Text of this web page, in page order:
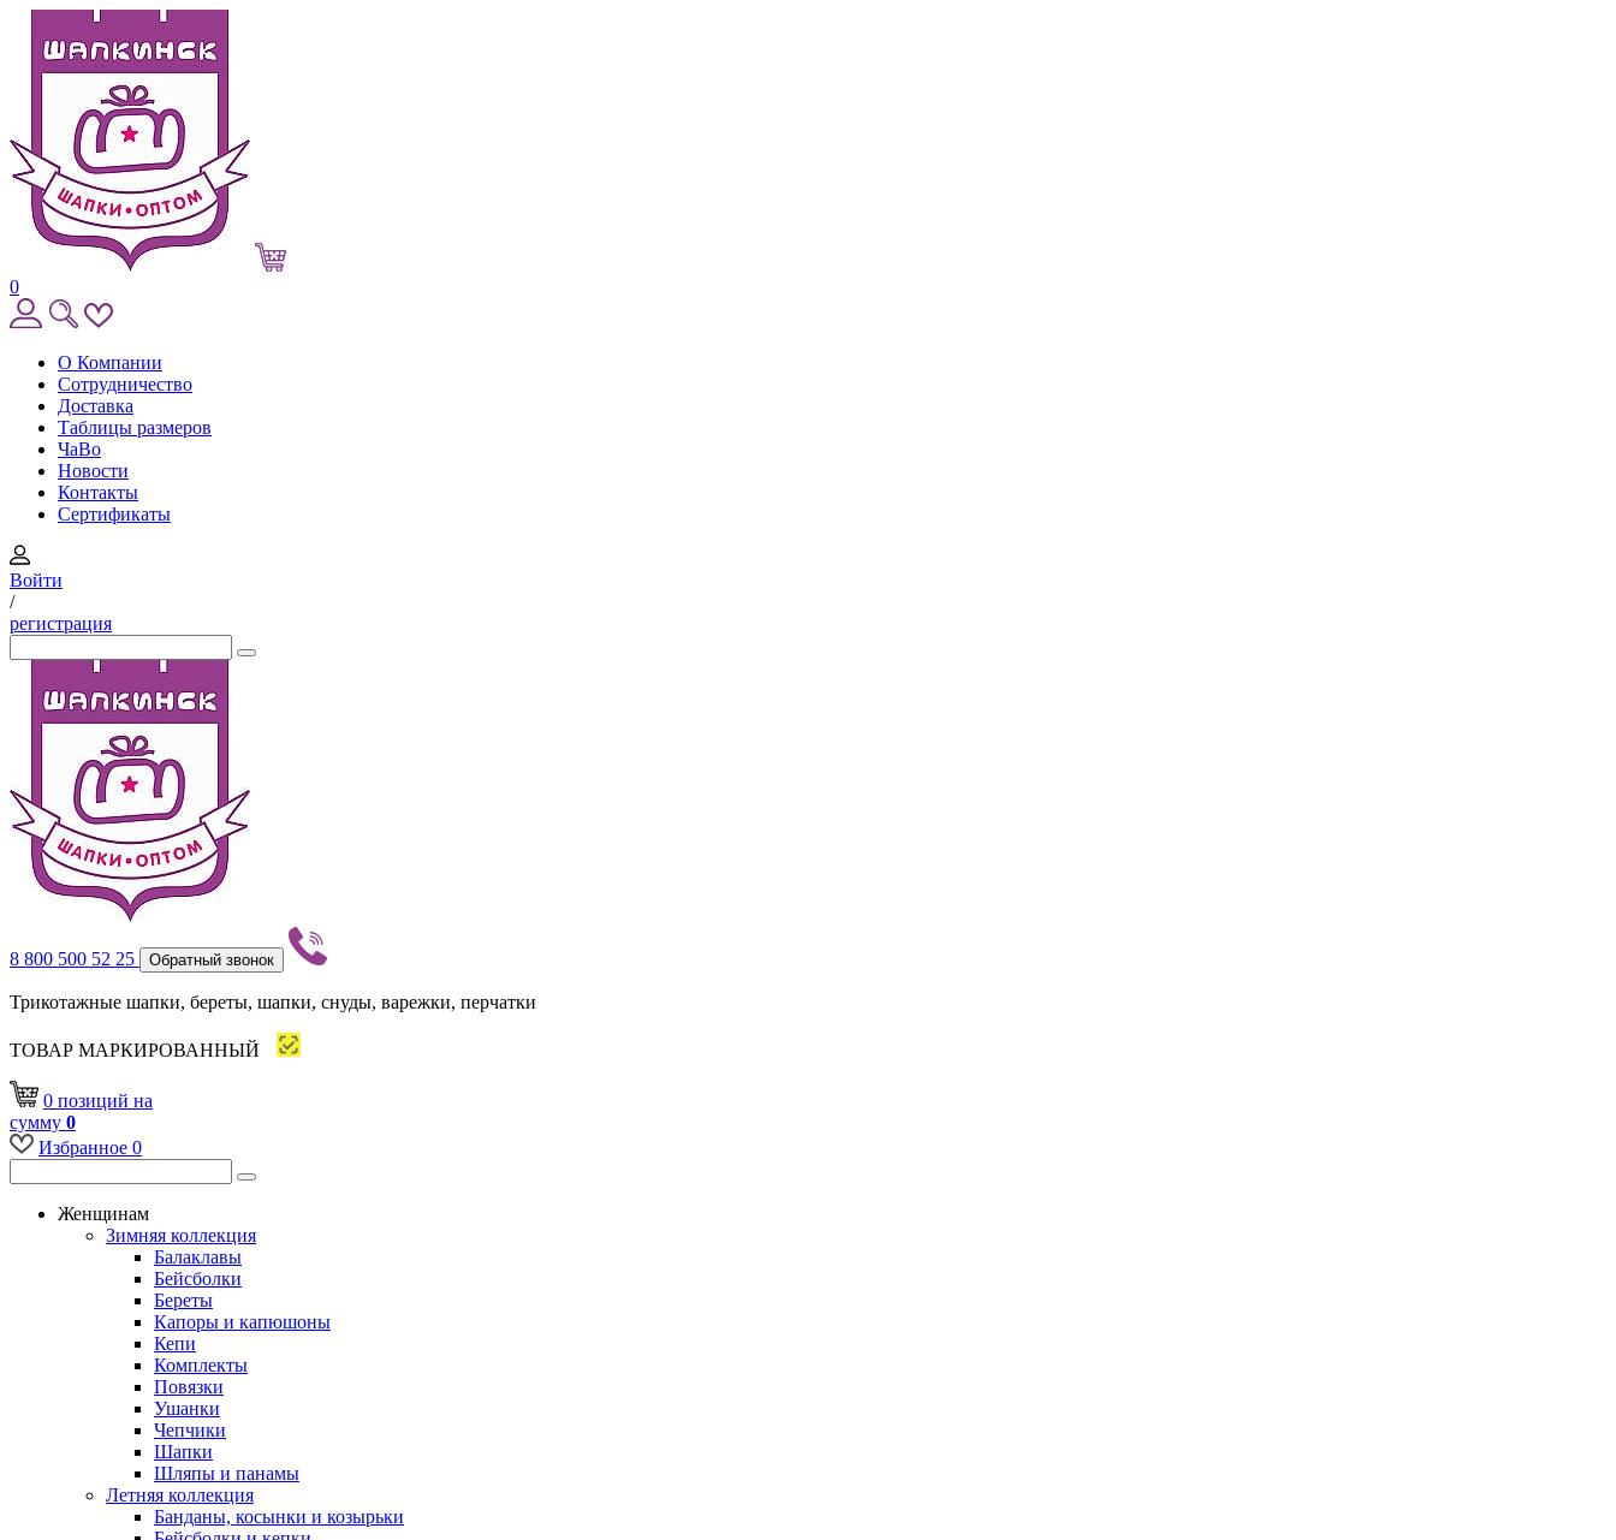
0
О Компании
Сотрудничество
Доставка
Таблицы размеров
ЧаВо
Новости
Контакты
Сертификаты
Войти
/
регистрация
8 800 500 52 25 Обратный звонок
Трикотажные шапки, береты, шапки, снуды, варежки, перчатки
ТОВАР МАРКИРОВАННЫЙ
0 позиций на
сумму 0
Избранное 0
Женщинам
Зимняя коллекция
Балаклавы
Бейсболки
Береты
Капоры и капюшоны
Кепи
Комплекты
Повязки
Ушанки
Чепчики
Шапки
Шляпы и панамы
Летняя коллекция
Банданы, косынки и козырьки